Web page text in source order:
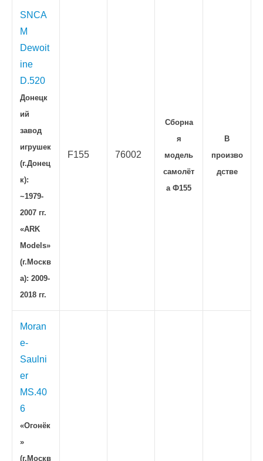
SNCA
M
Dewoit
ine
D.520
Донецк
ий
завод
игрушек
(г.Донец
к):
~1979-
2007 гг.
«ARK
Models»
(г.Москв
а): 2009-
2018 гг.
F155 76002
Сборна
я
модель
самолёт
а Ф155
В
произво
дстве
Moran
e-
Saulni
er
MS.40
6
«Огонёк
»
(г.Москв